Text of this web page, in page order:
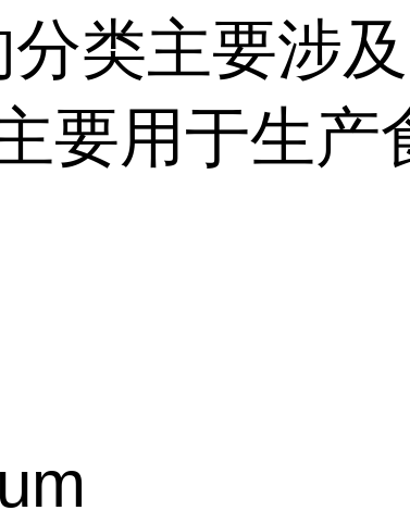
类主要涉及
要用于生